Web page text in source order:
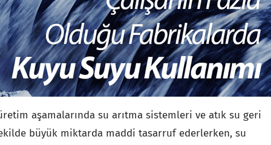
aşamalarında su arıtma sistemleri ve atık su geri
büyük miktarda maddi tasarruf ederlerken, su